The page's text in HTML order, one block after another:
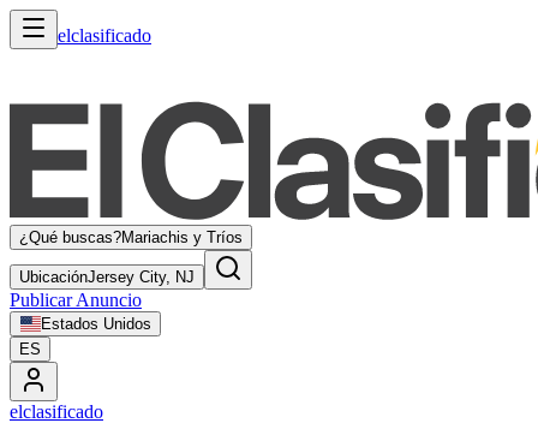
elclasificado
¿Qué buscas?Mariachis y Tríos
UbicaciónJersey City, NJ
Publicar Anuncio
Estados Unidos
ES
elclasificado